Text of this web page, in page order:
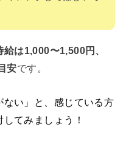
は1,000〜1,500円、
安です。
ない」と、感じている方
てみましょう！